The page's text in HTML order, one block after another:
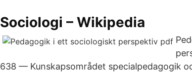
Sociologi – Wikipedia
638 — Kunskapsområdet specialpedagogik